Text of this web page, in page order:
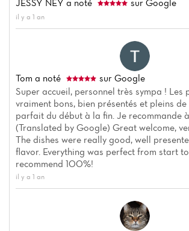
JESSY NEY a noté sur Google
il y a 1 an
Tom a noté
sur Google
Super accueil, personnel très sympa ! Les
vraiment bons, bien présentés et pleins
parfait du début à la fin. Je recommande
(Translated by Google) Great welcome,
The dishes were really good, well
flavor. Everything was perfect from start
recommend 100%!
il y a 1 an